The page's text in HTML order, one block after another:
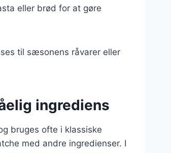
eller brød for at gøre
til sæsonens råvarer eller
ingrediens
bruges ofte i klassiske
med andre ingredienser. I